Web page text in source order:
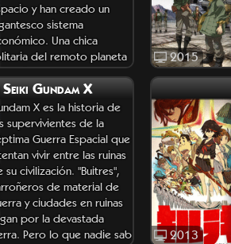
y han creado un
sistema
Una chica
del remoto planeta
llega a la Escuela
Tecnología Asticassia,
2015
Gundam X
X es la historia de
supervivientes de la
Guerra Espacial que
vivir entre las ruinas
su civilización. "Buitres",
de material de
y ciudades en ruinas
por la devastada
Pero lo que nadie sab
2013